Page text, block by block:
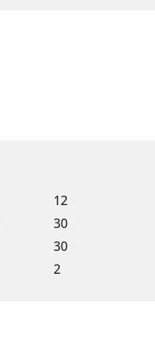
12
30
30
2